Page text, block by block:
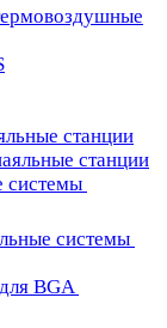
станции
станции
системы
системы
BGA